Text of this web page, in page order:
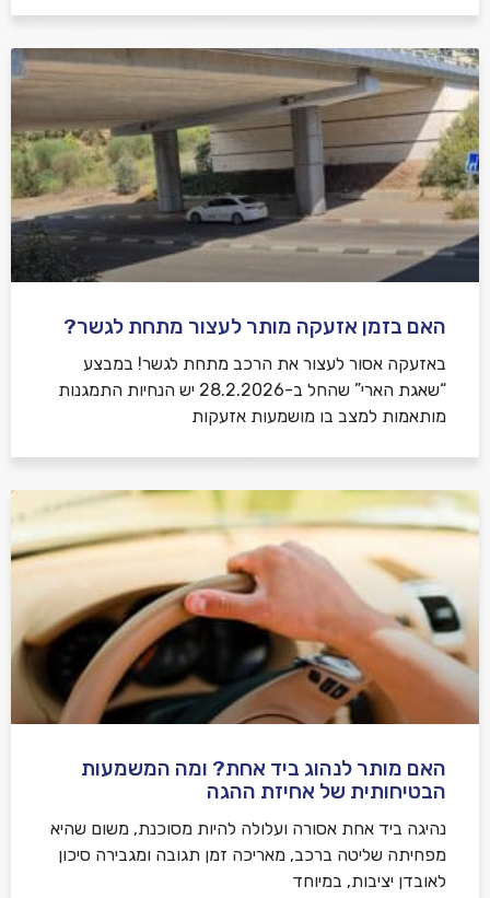
האם בזמן אזעקה מותר לעצור מתחת לגשר?
באזעקה אסור לעצור את הרכב מתחת לגשר! במבצע
“שאגת הארי” שהחל ב-28.2.2026 יש הנחיות התמגנות
מותאמות למצב בו מושמעות אזעקות
האם מותר לנהוג ביד אחת? ומה המשמעות
הבטיחותית של אחיזת ההגה
נהיגה ביד אחת אסורה ועלולה להיות מסוכנת, משום שהיא
מפחיתה שליטה ברכב, מאריכה זמן תגובה ומגבירה סיכון
לאובדן יציבות, במיוחד